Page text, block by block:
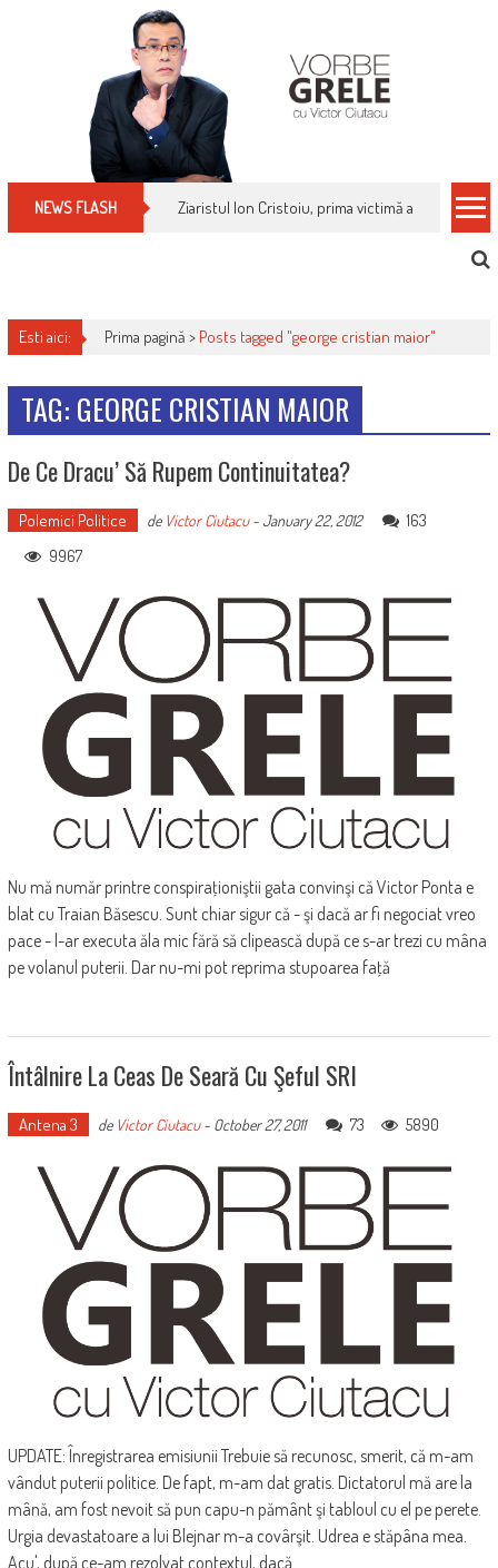
NEWS FLASH Ziaristul Ion Cristoiu, prima victimă a noi
Esti aici: Prima pagină > Posts tagged "george cristian maior"
TAG: GEORGE CRISTIAN MAIOR
De Ce Dracu’ Să Rupem Continuitatea?
Polemici Politice de Victor Ciutacu-January 22, 2012
163
9967
Nu mă număr printre conspiraţioniştii gata convinşi că Victor Ponta e
blat cu Traian Băsescu. Sunt chiar sigur că - şi dacă ar fi negociat vreo
pace - l-ar executa ăla mic fără să clipească după ce s-ar trezi cu mâna
pe volanul puterii. Dar nu-mi pot reprima stupoarea faţă
Întâlnire La Ceas De Seară Cu Şeful SRI
Antena 3 de Victor Ciutacu- October 27, 2011 73 5890
UPDATE: Înregistrarea emisiunii Trebuie să recunosc, smerit, că m-am
vândut puterii politice. De fapt, m-am dat gratis. Dictatorul mă are la
mână, am fost nevoit să pun capu-n pământ şi tabloul cu el pe perete.
Urgia devastatoare a lui Blejnar m-a covârşit. Udrea e stăpâna mea.
Acu', după ce-am rezolvat contextul, dacă